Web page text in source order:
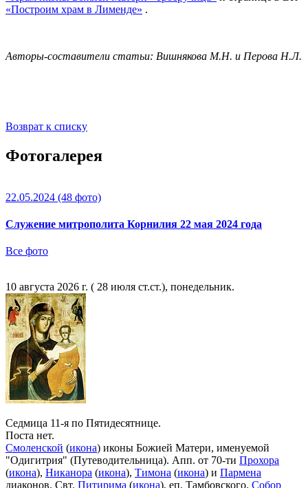
«Построим храм в Лименде» .
Авторы-составители статьи: Вишнякова М.Н. и Перова Н.Л.
Возврат к списку
Фотогалерея
22.05.2024 (48 фото)
Служение митрополита Корнилия 22 мая 2024 года
Все фото
10 августа 2026 г. ( 28 июля ст.ст.), понедельник.
Седмица 11-я по Пятидесятнице.
Поста нет.
Смоленской (икона) иконы Божией Матери, именуемой
"Одигитрия" (Путеводительница). Апп. от 70-ти Прохора
(икона), Никанора (икона), Тимона (икона) и Пармена
диаконов. Свт. Питирима (икона), еп. Тамбовского. Собор